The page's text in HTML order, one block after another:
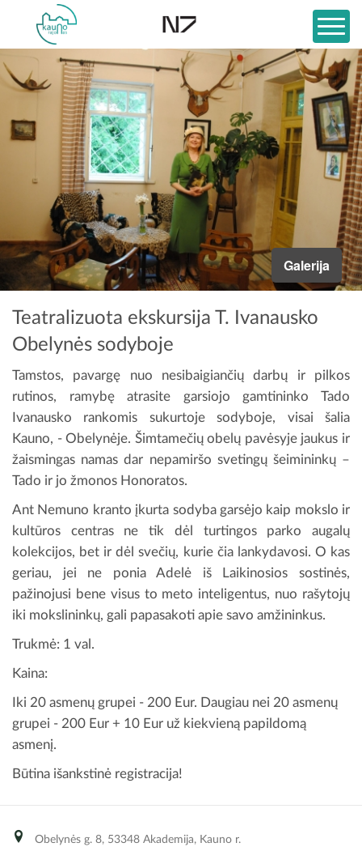
Galerija
Teatralizuota ekskursija T. Ivanausko
Obelynės sodyboje
Tamstos, pavargę nuo nesibaigiančių darbų ir pilkos
rutinos, ramybę atrasite garsiojo gamtininko Tado
Ivanausko rankomis sukurtoje sodyboje, visai šalia
Kauno, - Obelynėje. Šimtamečių obelų pavėsyje jaukus ir
žaismingas namas dar nepamiršo svetingų šeimininkų –
Tado ir jo žmonos Honoratos.
Ant Nemuno kranto įkurta sodyba garsėjo kaip mokslo ir
kultūros centras ne tik dėl turtingos parko augalų
kolekcijos, bet ir dėl svečių, kurie čia lankydavosi. O kas
geriau, jei ne ponia Adelė iš Laikinosios sostinės,
pažinojusi bene visus to meto inteligentus, nuo rašytojų
iki mokslininkų, gali papasakoti apie savo amžininkus.
Trukmė: 1 val.
Kaina:
Iki 20 asmenų grupei - 200 Eur. Daugiau nei 20 asmenų
grupei - 200 Eur + 10 Eur už kiekvieną papildomą
asmenį.
Būtina išankstinė registracija!
Obelynės g. 8, 53348 Akademija, Kauno r.